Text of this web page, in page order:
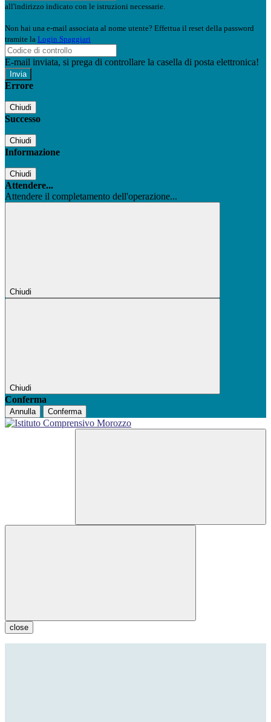
all'indirizzo indicato con le istruzioni necessarie.
Non hai una e-mail associata al nome utente? Effettua il reset della password
tramite la Login Spaggiari
E-mail inviata, si prega di controllare la casella di posta elettronica!
Errore
Chiudi
Successo
Chiudi
Informazione
Chiudi
Attendere...
Attendere il completamento dell'operazione...
Chiudi
Chiudi
Conferma
Annulla Conferma
close